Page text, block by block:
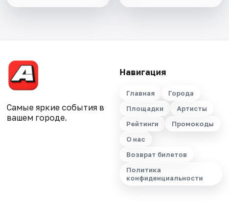
Самые яркие события в
вашем городе.
Навигация
Главная
Города
Площадки
Артисты
Рейтинги
Промокоды
О нас
Возврат билетов
Политика
конфиденциальности